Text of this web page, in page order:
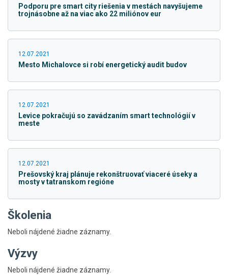
Podporu pre smart city riešenia v mestách navyšujeme
trojnásobne až na viac ako 22 miliónov eur
12.07.2021
Mesto Michalovce si robí energetický audit budov
12.07.2021
Levice pokračujú so zavádzaním smart technológií v
meste
12.07.2021
Prešovský kraj plánuje rekonštruovať viaceré úseky a
mosty v tatranskom regióne
Školenia
Neboli nájdené žiadne záznamy.
Výzvy
Neboli nájdené žiadne záznamy.